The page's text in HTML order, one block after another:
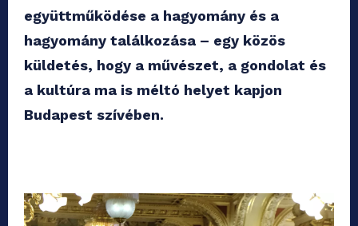
együttműködése a hagyomány és a
hagyomány találkozása – egy közös
küldetés, hogy a művészet, a gondolat és
a kultúra ma is méltó helyet kapjon
Budapest szívében.